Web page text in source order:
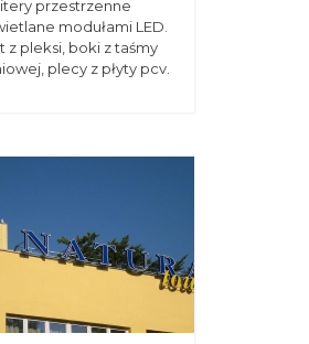
przestrzenne
modułami LED.
z pleksi, boki z taśmy
plecy z płyty pcv.